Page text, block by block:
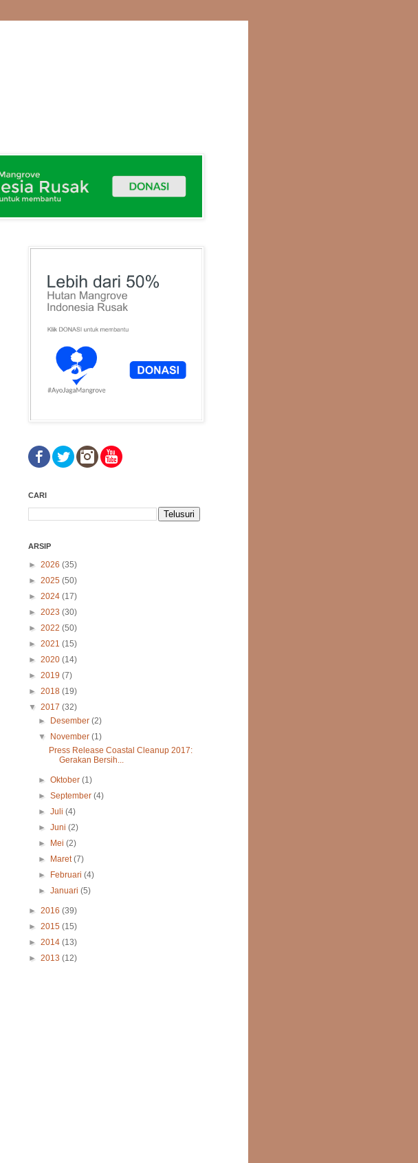
CARI
ARSIP
► 2026 (35)
► 2025 (50)
► 2024 (17)
► 2023 (30)
► 2022 (50)
► 2021 (15)
► 2020 (14)
► 2019 (7)
► 2018 (19)
▼ 2017 (32)
►
Desember(2)
▼
November(1)
Press Release Coastal Cleanup 2017:
Gerakan Bersih...
►Oktober(1)
►September(4)
►Juli(4)
►Juni(2)
►
Mei(2)
►
Maret(7)
►
Februari(4)
►Januari(5)
► 2016 (39)
► 2015 (15)
► 2014 (13)
► 2013 (12)